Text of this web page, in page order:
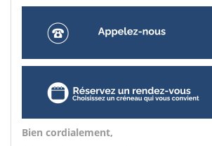
Bien cordialement,